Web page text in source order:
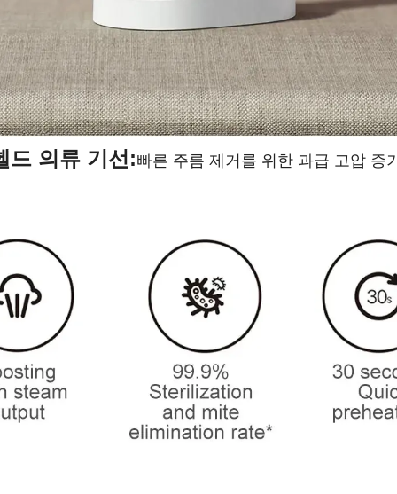
드 의류 기선:빠른 주름 제거를 위한 과급 고압 증